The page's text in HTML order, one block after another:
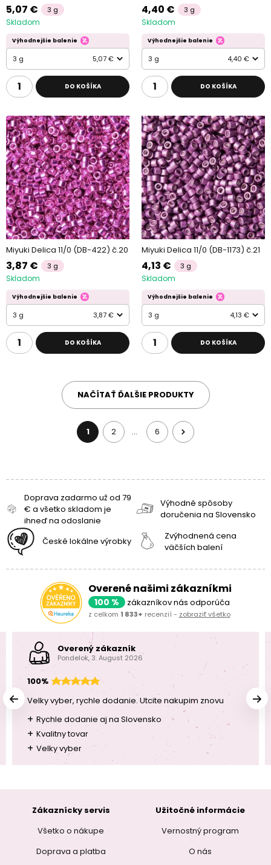
5,07 € 3 g
Skladom
Výhodnejšie balenie
3 g 5,07 €
DO KOŠÍKA
4,40 € 3 g
Skladom
Výhodnejšie balenie
3 g 4,40 €
DO KOŠÍKA
Miyuki Delica 11/0 (DB-422) č.20
3,87 € 3 g
Skladom
Výhodnejšie balenie
3 g 3,87 €
DO KOŠÍKA
Miyuki Delica 11/0 (DB-1173) č.21
4,13 € 3 g
Skladom
Výhodnejšie balenie
3 g 4,13 €
DO KOŠÍKA
NAČÍTAŤ ĎALŠIE PRODUKTY
1 2 … 6
Doprava zadarmo už od 79
€ a všetko skladom je
ihneď na odoslanie
Výhodné spôsoby
doručenia na Slovensko
České lokálne výrobky
Zvýhodnená cena
väčších balení
Overené našimi zákazníkmi
100 % zákazníkov nás odporúča
z celkom 1 833+ recenzií - zobraziť všetko
Overený zákazník
Pondelok, 3. August 2026
100%
Velky vyber, rychle dodanie. Utcite nakupim znovu
+ Rychle dodanie aj na Slovensko
+ Kvalitny tovar
+ Velky vyber
Zákaznícky servis
Všetko o nákupe
Doprava a platba
Užitočné informácie
Vernostný program
O nás